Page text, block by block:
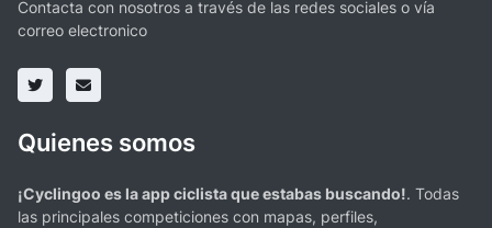
Contacta con nosotros a través de las redes sociales o vía
correo electronico
Quienes somos
¡Cyclingoo es la app ciclista que estabas buscando!. Todas
las principales competiciones con mapas, perfiles,